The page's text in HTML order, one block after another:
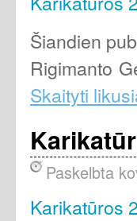
Šiandien
Rigimanto
Skaityti
Paskelbta
Karikatūros